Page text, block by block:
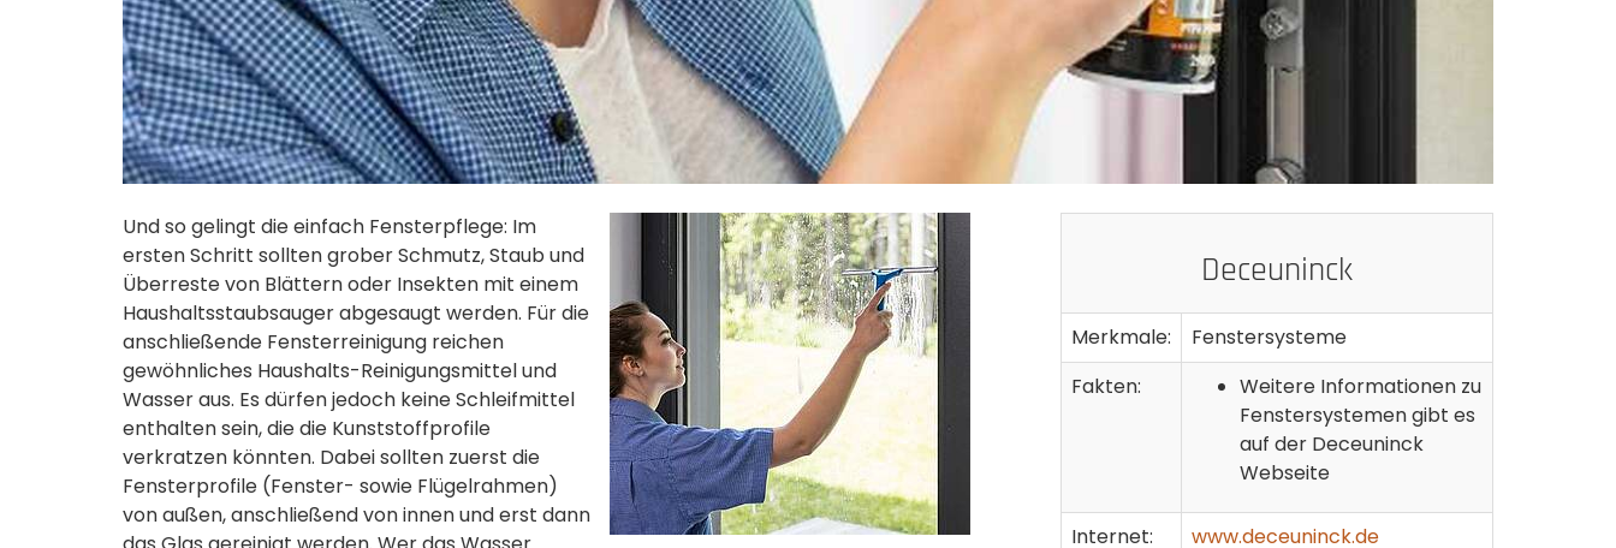
Und so gelingt die einfach Fensterpflege: Im
ersten Schritt sollten grober Schmutz, Staub und
Überreste von Blättern oder Insekten mit einem
Haushaltsstaubsauger abgesaugt werden. Für die
anschließende Fensterreinigung reichen
gewöhnliches Haushalts-Reinigungsmittel und
Wasser aus. Es dürfen jedoch keine Schleifmittel
enthalten sein, die die Kunststoffprofile
verkratzen könnten. Dabei sollten zuerst die
Fensterprofile (Fenster- sowie Flügelrahmen)
von außen, anschließend von innen und erst dann
Deceuninck
Merkmale:
Fenstersysteme
Fakten:
Weitere Informationen zu
Fenstersystemen gibt es
auf der Deceuninck
Webseite
Internet: www.deceuninck.de